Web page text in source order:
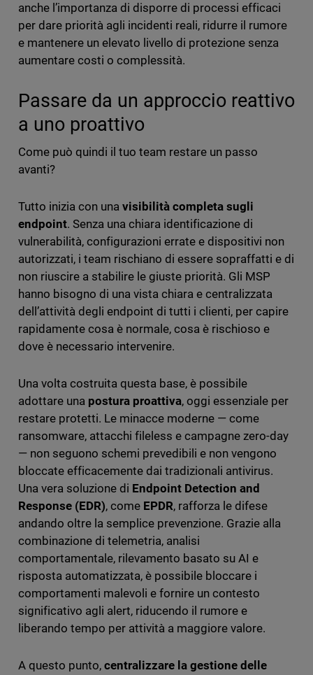
anche l’importanza di disporre di processi efficaci
per dare priorità agli incidenti reali, ridurre il rumore
e mantenere un elevato livello di protezione senza
aumentare costi o complessità.
Passare da un approccio reattivo
a uno proattivo
Come può quindi il tuo team restare un passo
avanti?
Tutto inizia con una visibilità completa sugli
endpoint. Senza una chiara identificazione di
vulnerabilità, configurazioni errate e dispositivi non
autorizzati, i team rischiano di essere sopraffatti e di
non riuscire a stabilire le giuste priorità. Gli MSP
hanno bisogno di una vista chiara e centralizzata
dell’attività degli endpoint di tutti i clienti, per capire
rapidamente cosa è normale, cosa è rischioso e
dove è necessario intervenire.
Una volta costruita questa base, è possibile
adottare una postura proattiva, oggi essenziale per
restare protetti. Le minacce moderne — come
ransomware, attacchi fileless e campagne zero-day
— non seguono schemi prevedibili e non vengono
bloccate efficacemente dai tradizionali antivirus.
Una vera soluzione di Endpoint Detection and
Response (EDR), come EPDR, rafforza le difese
andando oltre la semplice prevenzione. Grazie alla
combinazione di telemetria, analisi
comportamentale, rilevamento basato su AI e
risposta automatizzata, è possibile bloccare i
comportamenti malevoli e fornire un contesto
significativo agli alert, riducendo il rumore e
liberando tempo per attività a maggiore valore.
A questo punto, centralizzare la gestione delle